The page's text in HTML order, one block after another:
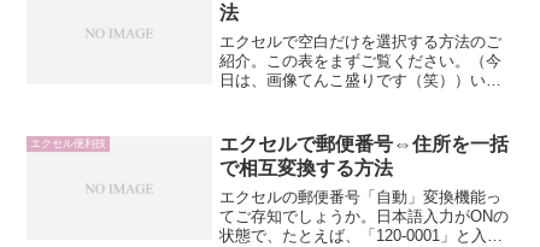
法
エクセルで空白だけを選択する方法のご
紹介。この表をまずご覧ください。（今
日は、画像てんこ盛りです（笑））いき
してください。一緒に操作したいと言う
方は、同じものを用意しまし...
エクセル便利技
エクセルで郵便番号⇔住所を一括
で相互変換する方法
エクセルの郵便番号「自動」変換機能っ
てご存知でしょうか。日本語入力がONの
状態で、たとえば、「120-0001」と入力